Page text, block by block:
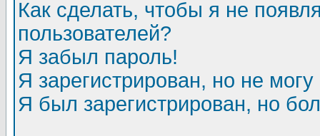
Как сделать, чтобы я не
пользователей?
Я забыл пароль!
Я зарегистрирован, но не могу
Я был зарегистрирован, но